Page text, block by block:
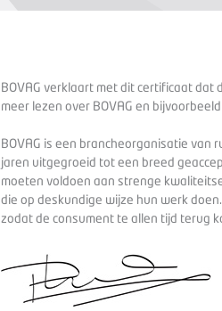
BOVAG verklaart met dit certificaat dat
meer lezen over BOVAG en
BOVAG is een brancheorganisatie van
jaren uitgegroeid tot een breed
moeten voldoen aan strenge
die op deskundige wijze hun werk
zodat de consument te allen tijd terug